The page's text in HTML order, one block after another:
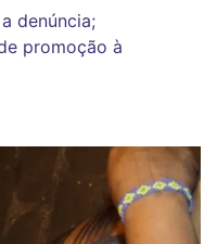
denúncia;
promoção à